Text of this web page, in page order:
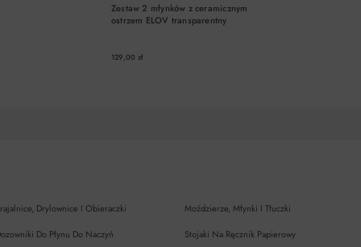
Zestaw 2 młynków z ceramicznym
ostrzem ELOV transparentny
129,00 zł
Drylownice I Obieraczki
Moździerze, Młynki I Tłuczki
Do Płynu Do Naczyń
Stojaki Na Ręcznik Papierowy